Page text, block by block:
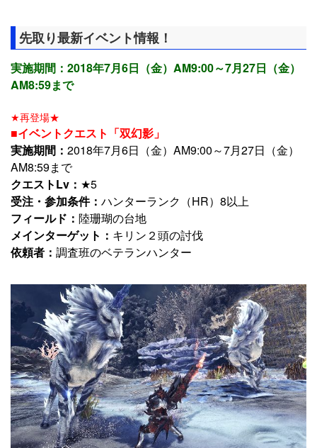
先取り最新イベント情報！
実施期間：2018年7月6日（金）AM9:00～7月27日（金）
AM8:59まで
★再登場★
■イベントクエスト「双幻影」
実施期間： 2018年7月6日（金）AM9:00～7月27日（金）
AM8:59まで
クエストLv： ★5
受注・参加条件： ハンターランク（HR）8以上
フィールド： 陸珊瑚の台地
メインターゲット： キリン２頭の討伐
依頼者： 調査班のベテランハンター